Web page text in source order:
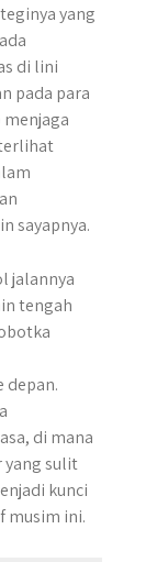
yang
di lini
pada para
sayapnya.
jalannya
tengah
depan.
di mana
yang sulit
kunci
musim ini.